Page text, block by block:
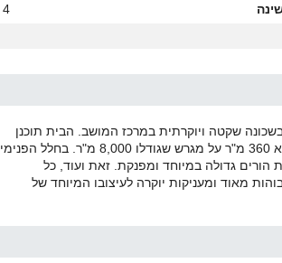
4
שקטה ויוקרתית במרכז המושב. הבית תוכנן
בסגנון ים תיכוני ומשלב בחלל הפנימי צבעים רבים. גודלו של הבית הוא 360 מ"ר על מגרש שגודלו 8,000 מ"ר. בחלל הפנימי
הורים גדולה במיוחד ומפנקת. זאת ועוד, כל
מאוד ומעניקות יוקרה לעיצובו המיוחד של